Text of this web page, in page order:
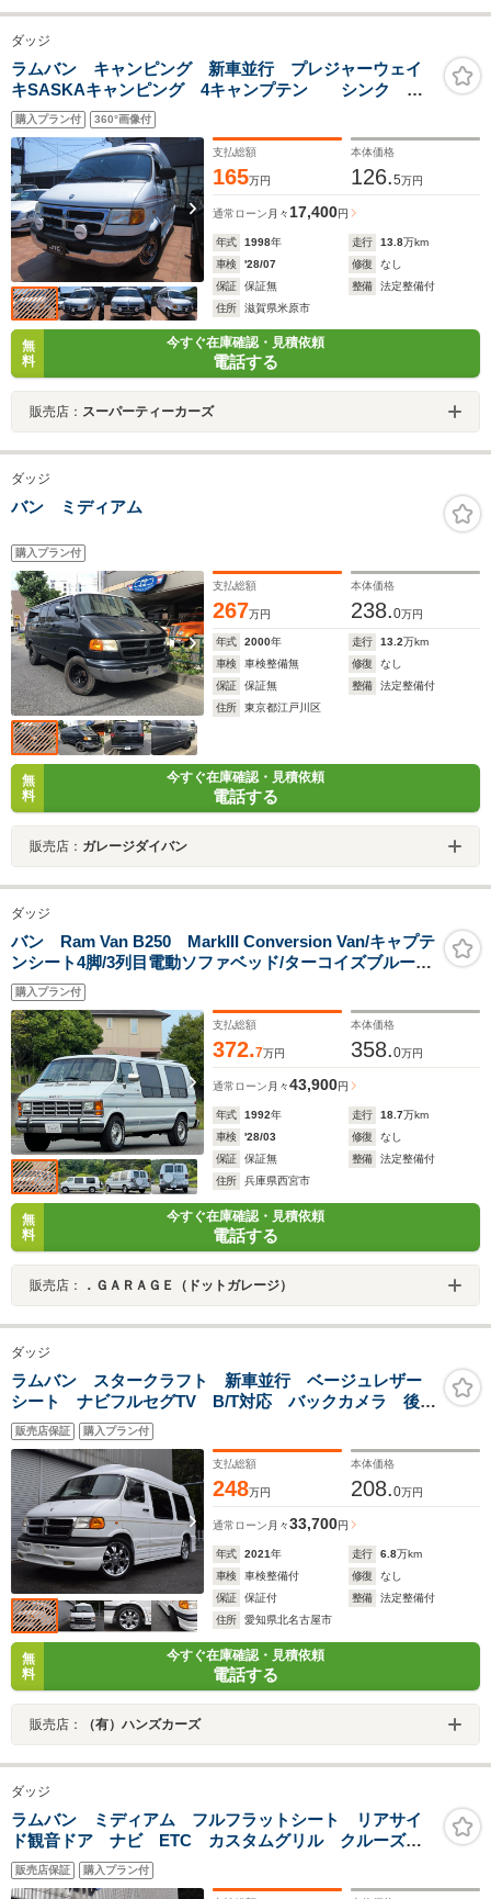
ダッジ
ラムバン キャンピング 新車並行 プレジャーウェイ
キSASKAキャンピング 4キャンプテン シンク 外
部シャワー 冷蔵庫 電子レンジ MAXファン 外部電
源コード ガスボンベ サイドオーニング 日本語取説
付
購入プラン付 360°画像付
支払総額
165万円
本体価格
126.5万円
通常ローン 月々 17,400円
年式 1998年 走行 13.8万km
車検
'28/07 修復
なし
保証
保証無 整備
法定整備付
住所
滋賀県米原市
無
料
今すぐ在庫確認・見積依頼
電話する
販売店： スーパーティーカーズ
ダッジ
バン ミディアム
購入プラン付
支払総額
267万円
本体価格
238.0万円
年式 2000年 走行 13.2万km
車検
車検整備無 修復
なし
保証
保証無 整備
法定整備付
住所
東京都江戸川区
無
料
今すぐ在庫確認・見積依頼
電話する
販売店： ガレージダイバン
ダッジ
バン Ram Van B250 MarkIII Conversion Van/キャプテ
ンシート4脚/3列目電動ソファベッド/ターコイズブルーベ
ロアインテリア/ウッドトリム/ブラインド/ルーフラック/
リアラダー/デジタルインナーミラー/サイドカメラ/バック
カメラ
購入プラン付
支払総額
372.7万円
本体価格
358.0万円
通常ローン 月々43,900円
年式 1992年 走行 18.7万km
車検
'28/03 修復
なし
保証
保証無 整備
法定整備付
住所
兵庫県西宮市
無
料
今すぐ在庫確認・見積依頼
電話する
販売店： ．ＧＡＲＡＧＥ（ドットガレージ）
ダッジ
ラムバン スタークラフト 新車並行 ベージュレザー
シート ナビフルセグTV B/T対応 バックカメラ 後席
液晶TV 3列目電動ベッドシート 2列目回転シート 新
品タイヤ4本 キーレス ETC
販売店保証 購入プラン付
支払総額
248万円
本体価格
208.0万円
通常ローン 月々33,700円
年式 2021年 走行 6.8万km
車検
車検整備付 修復
なし
保証
保証付 整備
法定整備付
住所
愛知県北名古屋市
無
料
今すぐ在庫確認・見積依頼
電話する
販売店： （有）ハンズカーズ
ダッジ
ラムバン ミディアム フルフラットシート リアサイ
ド観音ドア ナビ ETC カスタムグリル クルーズコ
ントロール キーレス 16インチクロームホイール BF
グッドリッチホワイトレタータイヤ
販売店保証 購入プラン付